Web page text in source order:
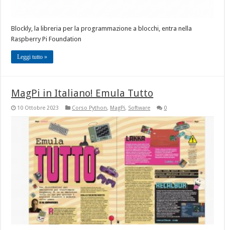
Blockly, la libreria per la programmazione a blocchi, entra nella
Raspberry Pi Foundation
Leggi tutto »
MagPi in Italiano! Emula Tutto
10 Ottobre 2023 Corso Python, MagPi, Software 0